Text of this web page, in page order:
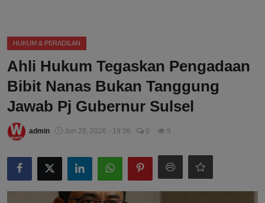
HUKUM & PERADILAN
Ahli Hukum Tegaskan Pengadaan
Bibit Nanas Bukan Tanggung
Jawab Pj Gubernur Sulsel
admin Jun 28, 2026 - 19:36 0 9